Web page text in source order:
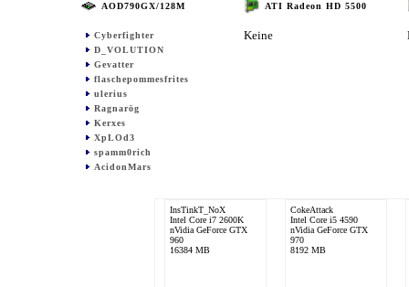
AOD790GX/128M
Cyberfighter
D_VOLUTION
Gevatter
flaschepommesfrites
ulerius
Ragnarög
Kerxes
XpLOd3
spamm0rich
AcidonMars
ATI Radeon HD 5500
Keine
InsTinkT_NoX
Intel Core i7 2600K
nVidia GeForce GTX
960
16384 MB
CokeAttack
Intel Core i5 4590
nVidia GeForce GTX
970
8192 MB